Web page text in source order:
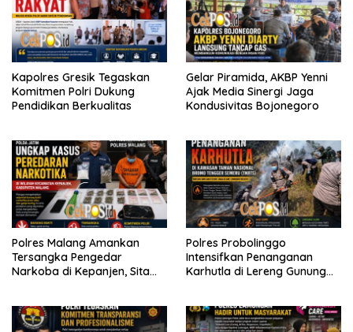
Kapolres Gresik Tegaskan
Komitmen Polri Dukung
Pendidikan Berkualitas
Gelar Piramida, AKBP Yenni
Ajak Media Sinergi Jaga
Kondusivitas Bojonegoro
Polres Malang Amankan
Tersangka Pengedar
Narkoba di Kepanjen, Sita
Polres Probolinggo
Intensifkan Penanganan
Karhutla di Lereng Gunung